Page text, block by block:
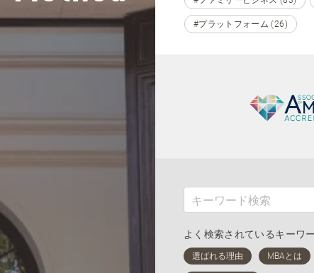
#プラットフォーム (26)
よく検索されているキーワ